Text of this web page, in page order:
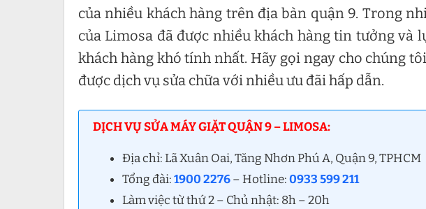
của nhiều khách hàng trên địa bàn quận 9. Trong
của Limosa đã được nhiều khách hàng tin tưởng và
khách hàng khó tính nhất. Hãy gọi ngay cho chúng
được dịch vụ sửa chữa với nhiều ưu đãi hấp dẫn.
DỊCH VỤ SỬA MÁY GIẶT QUẬN 9 – LIMOSA:
Địa chỉ: Lã Xuân Oai, Tăng Nhơn Phú A, Quận 9, TPHCM
Tổng đài:1900 2276– Hotline:0933 599 211
Làm việc từ thứ 2 – Chủ nhật: 8h – 20h